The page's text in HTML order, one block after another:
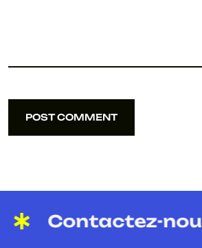
POST COMMENT
Contactez-nous